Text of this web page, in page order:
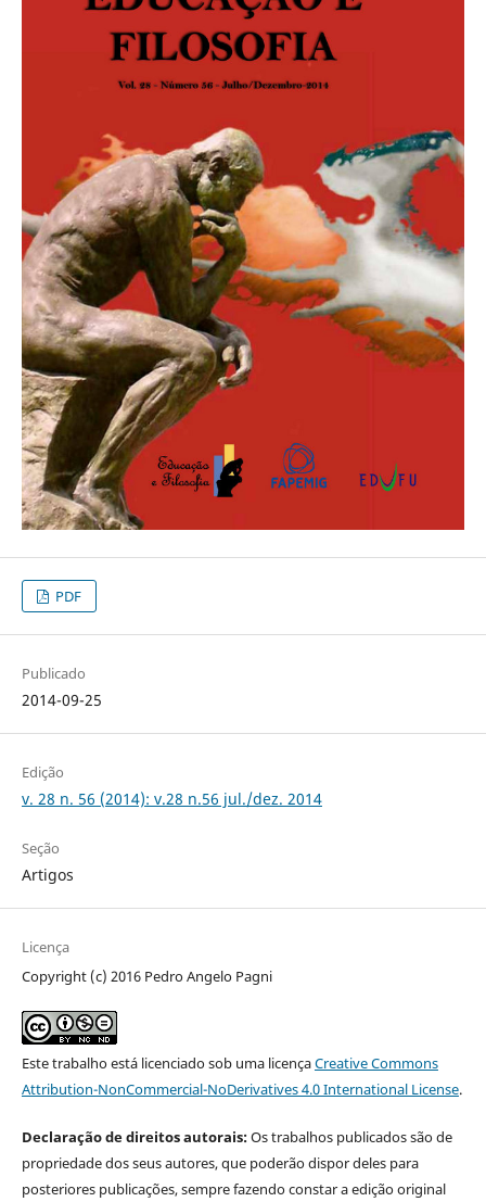
PDF
Publicado
2014-09-25
Edição
v. 28 n. 56 (2014): v.28 n.56 jul./dez. 2014
Seção
Artigos
Licença
Copyright (c) 2016 Pedro Angelo Pagni
Este trabalho está licenciado sob uma licençaCreative Commons
Attribution-NonCommercial-NoDerivatives 4.0 International License.
Declaração de direitos autorais:Os trabalhos publicados são de
propriedade dos seus autores, que poderão dispor deles para
posteriores publicações, sempre fazendo constar a edição original